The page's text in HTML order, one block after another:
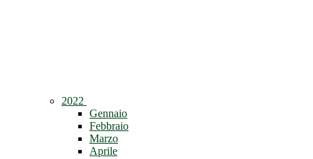
2022
Gennaio
Febbraio
Marzo
Aprile